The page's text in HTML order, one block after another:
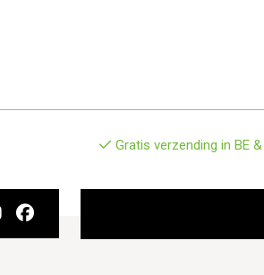
Gratis verzending in BE